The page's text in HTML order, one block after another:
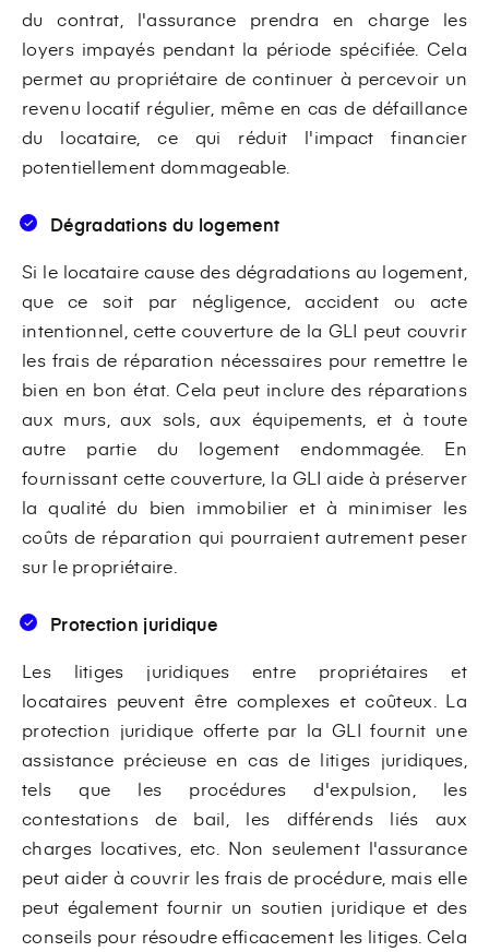
du contrat, l'assurance prendra en charge les
loyers impayés pendant la période spécifiée. Cela
permet au propriétaire de continuer à percevoir un
revenu locatif régulier, même en cas de défaillance
du locataire, ce qui réduit l'impact financier
potentiellement dommageable.
Dégradations du logement
Si le locataire cause des dégradations au logement,
que ce soit par négligence, accident ou acte
intentionnel, cette couverture de la GLI peut couvrir
les frais de réparation nécessaires pour remettre le
bien en bon état. Cela peut inclure des réparations
aux murs, aux sols, aux équipements, et à toute
autre partie du logement endommagée. En
fournissant cette couverture, la GLI aide à préserver
la qualité du bien immobilier et à minimiser les
coûts de réparation qui pourraient autrement peser
sur le propriétaire.
Protection juridique
Les litiges juridiques entre propriétaires et
locataires peuvent être complexes et coûteux. La
protection juridique offerte par la GLI fournit une
assistance précieuse en cas de litiges juridiques,
tels que les procédures d'expulsion, les
contestations de bail, les différends liés aux
charges locatives, etc. Non seulement l'assurance
peut aider à couvrir les frais de procédure, mais elle
peut également fournir un soutien juridique et des
conseils pour résoudre efficacement les litiges. Cela